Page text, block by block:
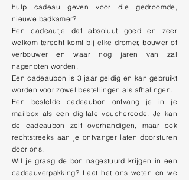
hulp cadeau geven voor die gedroomde,
nieuwe badkamer?
Een cadeautje dat absoluut goed en zeer
welkom terecht komt bij elke dromer, bouwer of
verbouwer enwaar nog jaren van zal
nagenoten worden.
Een cadeaubon is 3 jaar geldig en kan gebruikt
worden voor zowel bestellingen als afhalingen.
Een bestelde cadeaubon ontvang je in je
mailbox als een digitale vouchercode. Je kan
de cadeaubon zelf overhandigen, maar ook
rechtstreeks aan je ontvanger laten doorsturen
door ons.
Wil je graag de bon nagestuurd krijgen in een
cadeauverpakking? Laat het ons weten en we